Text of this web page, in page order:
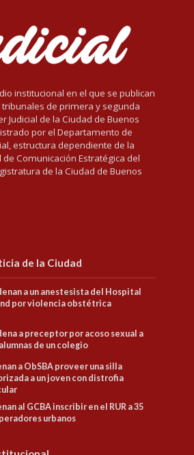
institucional en el que se publican
de primera y segunda
Judicial de la Ciudad de Buenos
por el Departamento de
estructura dependiente de la
de Comunicación Estratégica del
de la Ciudad de Buenos
de la Ciudad
a un anestesista del Hospital
por violencia obstétrica
a preceptor por acoso sexual a
de un colegio
a ObSBA proveer una silla
a un joven con distrofia
al GCBA inscribir en el RUR a 35
urbanos